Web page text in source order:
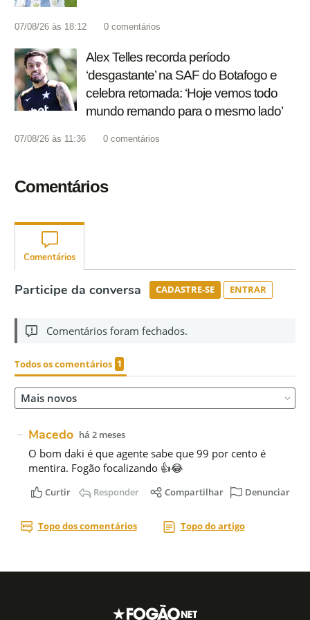
07/08/26 às 18:12 0 comentários
Alex Telles recorda período
‘desgastante’ na SAF do Botafogo e
celebra retomada: ‘Hoje vemos todo
mundo remando para o mesmo lado’
07/08/26 às 11:36 0 comentários
Comentários